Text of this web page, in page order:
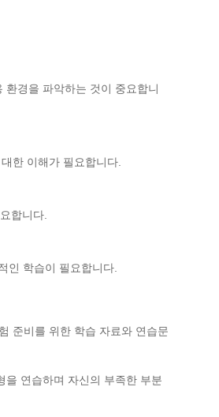
경을 파악하는 것이 중요합니
한 이해가 필요합니다.
합니다.
인 학습이 필요합니다.
준비를 위한 학습 자료와 연습문
을 연습하며 자신의 부족한 부분